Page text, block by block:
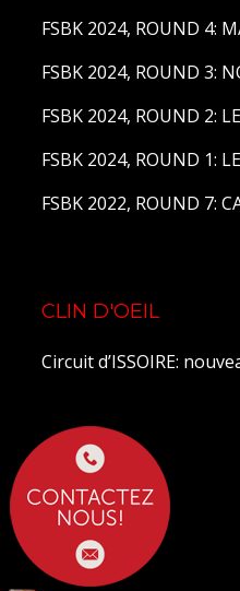
FSBK 2024, ROUND 4:
FSBK 2024, ROUND 3:
FSBK 2024, ROUND 2:
FSBK 2024, ROUND 1:
FSBK 2022, ROUND 7:
CLIN D'OEIL
Circuit d’ISSOIRE: